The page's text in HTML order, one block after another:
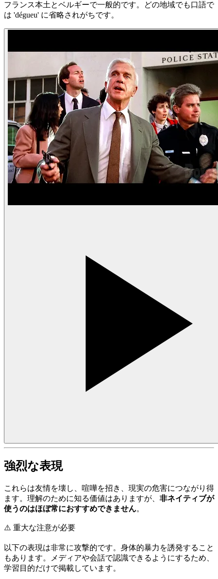
フランス本土とベルギーで一般的です。どの地域でも口語で
は 'dégueu' に省略されがちです。
強烈な表現
これらは友情を壊し、喧嘩を招き、現実の危害につながり得
ます。理解のために知る価値はありますが、 非ネイティブが
使うのはほぼ常におすすめできません。
⚠️ 重大な注意が必要
以下の表現は非常に攻撃的です。身体的暴力を誘発すること
もあります。メディアや会話で認識できるようにするため、
学習目的だけで掲載しています。